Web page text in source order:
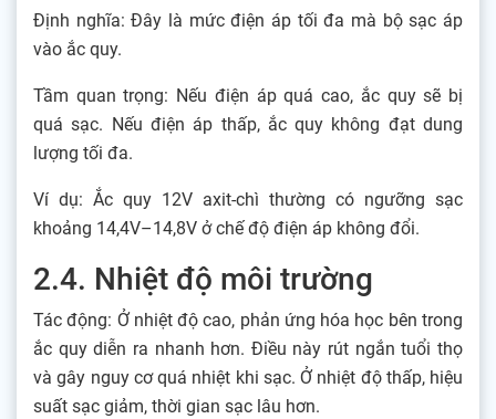
Định nghĩa: Đây là mức điện áp tối đa mà bộ sạc áp
vào ắc quy.
Tầm quan trọng: Nếu điện áp quá cao, ắc quy sẽ bị
quá sạc. Nếu điện áp thấp, ắc quy không đạt dung
lượng tối đa.
Ví dụ: Ắc quy 12V axit-chì thường có ngưỡng sạc
khoảng 14,4V–14,8V ở chế độ điện áp không đổi.
2.4. Nhiệt độ môi trường
Tác động: Ở nhiệt độ cao, phản ứng hóa học bên trong
ắc quy diễn ra nhanh hơn. Điều này rút ngắn tuổi thọ
và gây nguy cơ quá nhiệt khi sạc. Ở nhiệt độ thấp, hiệu
suất sạc giảm, thời gian sạc lâu hơn.